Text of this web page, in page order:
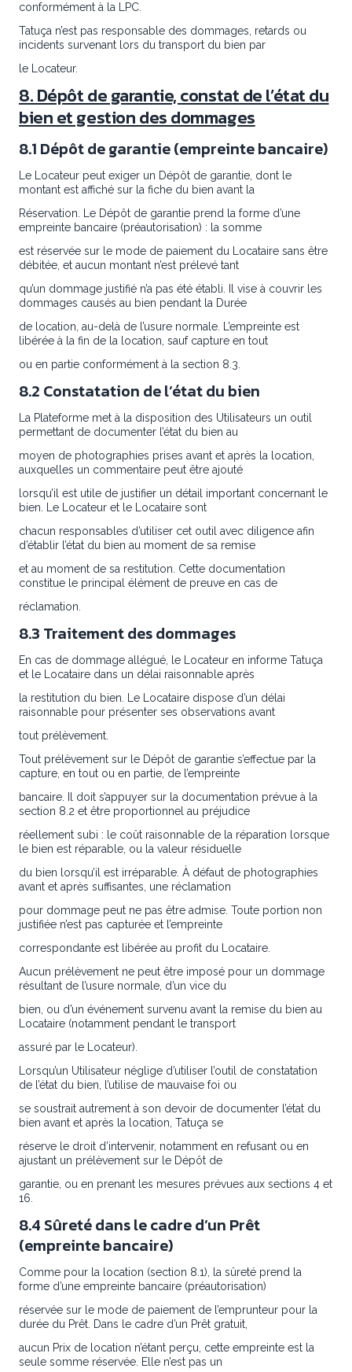
conformément à la LPC.
Tatuça n’est pas responsable des dommages, retards ou
incidents survenant lors du transport du bien par
le Locateur.
8. Dépôt de garantie, constat de l’état du
bien et gestion des dommages
8.1 Dépôt de garantie (empreinte bancaire)
Le Locateur peut exiger un Dépôt de garantie, dont le
montant est affiché sur la fiche du bien avant la
Réservation. Le Dépôt de garantie prend la forme d’une
empreinte bancaire (préautorisation) : la somme
est réservée sur le mode de paiement du Locataire sans être
débitée, et aucun montant n’est prélevé tant
qu’un dommage justifié n’a pas été établi. Il vise à couvrir les
dommages causés au bien pendant la Durée
de location, au-delà de l’usure normale. L’empreinte est
libérée à la fin de la location, sauf capture en tout
ou en partie conformément à la section 8.3.
8.2 Constatation de l’état du bien
La Plateforme met à la disposition des Utilisateurs un outil
permettant de documenter l’état du bien au
moyen de photographies prises avant et après la location,
auxquelles un commentaire peut être ajouté
lorsqu’il est utile de justifier un détail important concernant le
bien. Le Locateur et le Locataire sont
chacun responsables d’utiliser cet outil avec diligence afin
d’établir l’état du bien au moment de sa remise
et au moment de sa restitution. Cette documentation
constitue le principal élément de preuve en cas de
réclamation.
8.3 Traitement des dommages
En cas de dommage allégué, le Locateur en informe Tatuça
et le Locataire dans un délai raisonnable après
la restitution du bien. Le Locataire dispose d’un délai
raisonnable pour présenter ses observations avant
tout prélèvement.
Tout prélèvement sur le Dépôt de garantie s’effectue par la
capture, en tout ou en partie, de l’empreinte
bancaire. Il doit s’appuyer sur la documentation prévue à la
section 8.2 et être proportionnel au préjudice
réellement subi : le coût raisonnable de la réparation lorsque
le bien est réparable, ou la valeur résiduelle
du bien lorsqu’il est irréparable. À défaut de photographies
avant et après suffisantes, une réclamation
pour dommage peut ne pas être admise. Toute portion non
justifiée n’est pas capturée et l’empreinte
correspondante est libérée au profit du Locataire.
Aucun prélèvement ne peut être imposé pour un dommage
résultant de l’usure normale, d’un vice du
bien, ou d’un événement survenu avant la remise du bien au
Locataire (notamment pendant le transport
assuré par le Locateur).
Lorsqu’un Utilisateur néglige d’utiliser l’outil de constatation
de l’état du bien, l’utilise de mauvaise foi ou
se soustrait autrement à son devoir de documenter l’état du
bien avant et après la location, Tatuça se
réserve le droit d’intervenir, notamment en refusant ou en
ajustant un prélèvement sur le Dépôt de
garantie, ou en prenant les mesures prévues aux sections 4 et
16.
8.4 Sûreté dans le cadre d’un Prêt
(empreinte bancaire)
Comme pour la location (section 8.1), la sûreté prend la
forme d’une empreinte bancaire (préautorisation)
réservée sur le mode de paiement de l’emprunteur pour la
durée du Prêt. Dans le cadre d’un Prêt gratuit,
aucun Prix de location n’étant perçu, cette empreinte est la
seule somme réservée. Elle n’est pas un